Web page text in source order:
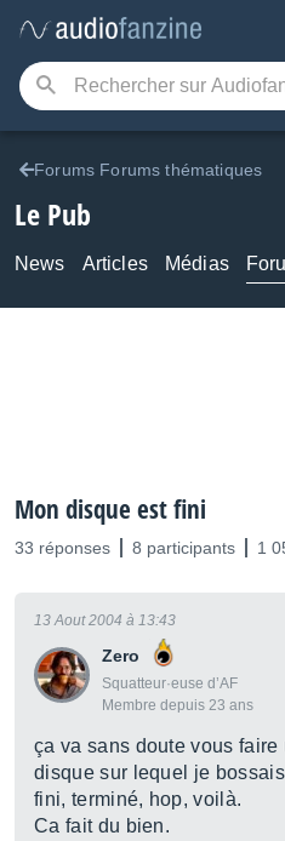
Forums Forums thématiques
Le Pub
News Articles Médias
Mon disque est fini
33 réponses 8 participants 1
Zero
Squatteur·euse d’AF
Membre depuis 23 ans
13 Aout 2004 à 13:43
ça va sans doute vous
disque sur lequel je
fini, terminé, hop, voilà.
Ca fait du bien.